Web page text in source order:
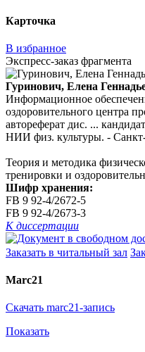
Карточка
В избранное
Экспресс-заказ фрагмента
Гуринович, Елена
Информационное
оздоровительного центра
автореферат дис. ...
НИИ физ. культуры. - Санкт-
Теория и методика
тренировки и
Шифр хранения:
FB 9 92-4/2672-5
FB 9 92-4/2673-3
К диссертации
Заказать в читальный зал
Marc21
Скачать marc21-запись
Показать